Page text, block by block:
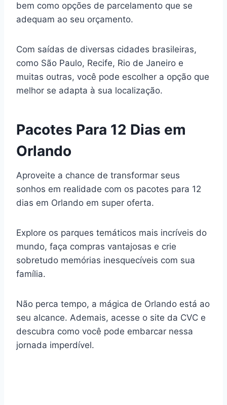
bem como opções de parcelamento que se
adequam ao seu orçamento.
Com saídas de diversas cidades brasileiras,
como São Paulo, Recife, Rio de Janeiro e
muitas outras, você pode escolher a opção que
melhor se adapta à sua localização.
Pacotes Para 12 Dias em
Orlando
Aproveite a chance de transformar seus
sonhos em realidade com os pacotes para 12
dias em Orlando em super oferta.
Explore os parques temáticos mais incríveis do
mundo, faça compras vantajosas e crie
sobretudo memórias inesquecíveis com sua
família.
Não perca tempo, a mágica de Orlando está ao
seu alcance. Ademais, acesse o site da CVC e
descubra como você pode embarcar nessa
jornada imperdível.